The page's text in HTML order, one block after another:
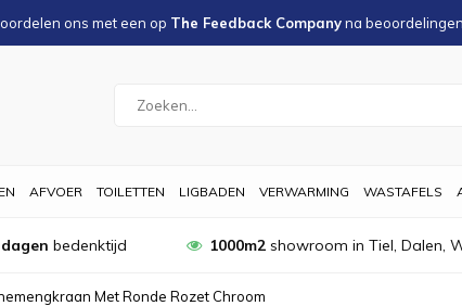
ons met een op The Feedback Companyna
AFVOER TOILETTEN LIGBADEN VERWARMING WASTAFELS
bedenktijd 1000m2showroom in Tiel, Dalen,
Met Ronde Rozet Chroom